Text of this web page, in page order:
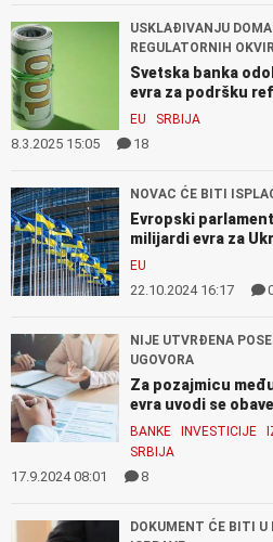
USKLAĐIVANJU
REGULATORNIH
Svetska banka
evra za podršku
EU SRBIJA
8.3.2025 15:05 18
NOVAC ĆE BITI
Evropski
milijardi evra za
EU
22.10.2024 16:17
NIJE UTVRĐENA
UGOVORA
Za pozajmicu
evra uvodi se
BANKE INVESTICIJE
SRBIJA
17.9.2024 08:01 8
DOKUMENT ĆE BITI U